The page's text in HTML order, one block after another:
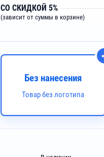
СО СКИДКОЙ 5%
(зависит от суммы в корзине)
Без нанесения
Товар без логотипа